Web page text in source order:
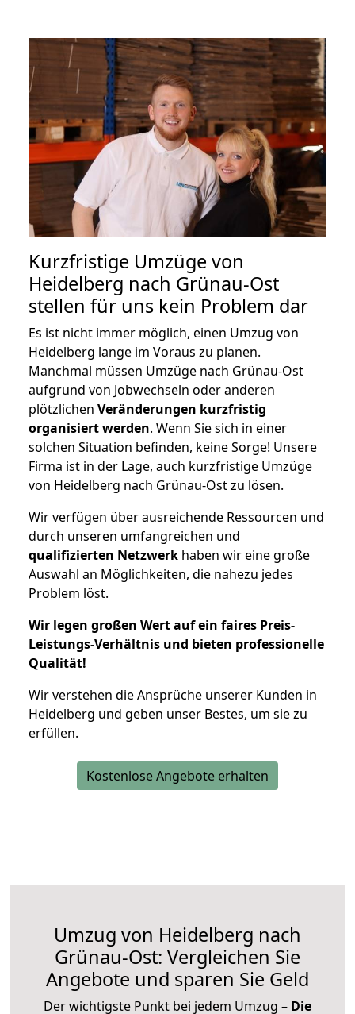
Kurzfristige Umzüge von
Heidelberg nach Grünau-Ost
stellen für uns kein Problem dar
Es ist nicht immer möglich, einen Umzug von
Heidelberg lange im Voraus zu planen.
Manchmal müssen Umzüge nach Grünau-Ost
aufgrund von Jobwechseln oder anderen
plötzlichen Veränderungen kurzfristig
organisiert werden. Wenn Sie sich in einer
solchen Situation befinden, keine Sorge! Unsere
Firma ist in der Lage, auch kurzfristige Umzüge
von Heidelberg nach Grünau-Ost zu lösen.
Wir verfügen über ausreichende Ressourcen und
durch unseren umfangreichen und
qualifizierten Netzwerk haben wir eine große
Auswahl an Möglichkeiten, die nahezu jedes
Problem löst.
Wir legen großen Wert auf ein faires Preis-
Leistungs-Verhältnis und bieten professionelle
Qualität!
Wir verstehen die Ansprüche unserer Kunden in
Heidelberg und geben unser Bestes, um sie zu
erfüllen.
Kostenlose Angebote erhalten
Umzug von Heidelberg nach
Grünau-Ost: Vergleichen Sie
Angebote und sparen Sie Geld
Der wichtigste Punkt bei jedem Umzug – Die